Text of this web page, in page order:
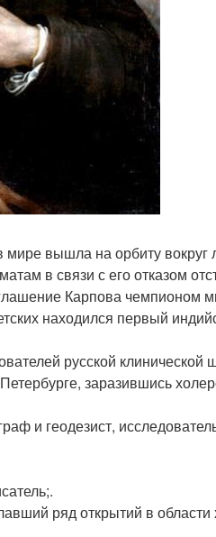
мире вышла на орбиту вокруг
в связи с его отказом
Карпова чемпионом
находился первый
русской клинической
заразившись
и геодезист,
ряд открытий в